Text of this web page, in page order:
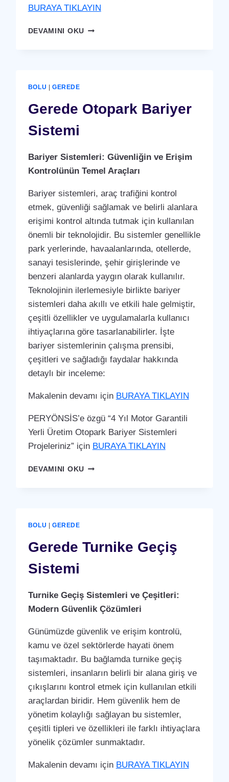
BURAYA TIKLAYIN
DEVAMINI OKUGEREDE
YAZILIMI
(PROGRAMI)
BOLU GEREDE
Gerede Otopark Bariyer
Sistemi
Bariyer Sistemleri: Güvenliğin ve Erişim
Kontrolünün Temel Araçları
Bariyer sistemleri, araç trafiğini kontrol
etmek, güvenliği sağlamak ve belirli alanlara
erişimi kontrol altında tutmak için kullanılan
önemli bir teknolojidir. Bu sistemler genellikle
park yerlerinde, havaalanlarında, otellerde,
sanayi tesislerinde, şehir girişlerinde ve
benzeri alanlarda yaygın olarak kullanılır.
Teknolojinin ilerlemesiyle birlikte bariyer
sistemleri daha akıllı ve etkili hale gelmiştir,
çeşitli özellikler ve uygulamalarla kullanıcı
ihtiyaçlarına göre tasarlanabilirler. İşte
bariyer sistemlerinin çalışma prensibi,
çeşitleri ve sağladığı faydalar hakkında
detaylı bir inceleme:
Makalenin devamı için BURAYA TIKLAYIN
PERYÖNSİS’e özgü “4 Yıl Motor Garantili
Yerli Üretim Otopark Bariyer Sistemleri
Projeleriniz” için BURAYA TIKLAYIN
DEVAMINI OKUGEREDE
BOLU GEREDE
Gerede Turnike Geçiş
Sistemi
Turnike Geçiş Sistemleri ve Çeşitleri:
Modern Güvenlik Çözümleri
Günümüzde güvenlik ve erişim kontrolü,
kamu ve özel sektörlerde hayati önem
taşımaktadır. Bu bağlamda turnike geçiş
sistemleri, insanların belirli bir alana giriş ve
çıkışlarını kontrol etmek için kullanılan etkili
araçlardan biridir. Hem güvenlik hem de
yönetim kolaylığı sağlayan bu sistemler,
çeşitli tipleri ve özellikleri ile farklı ihtiyaçlara
yönelik çözümler sunmaktadır.
Makalenin devamı için BURAYA TIKLAYIN